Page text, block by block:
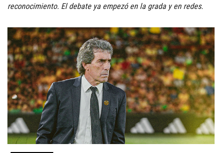
reconocimiento. El debate ya empezó en la grada y en redes.